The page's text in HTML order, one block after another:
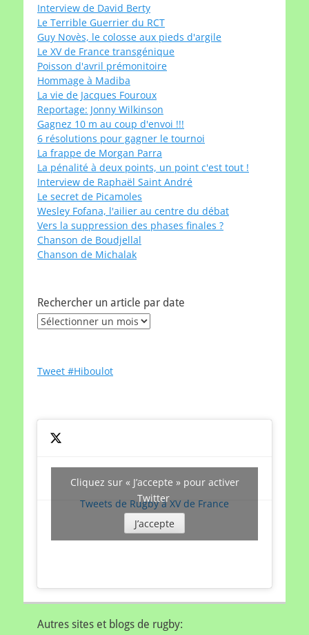
Interview de David Berty
Le Terrible Guerrier du RCT
Guy Novès, le colosse aux pieds d'argile
Le XV de France transgénique
Poisson d'avril prémonitoire
Hommage à Madiba
La vie de Jacques Fouroux
Reportage: Jonny Wilkinson
Gagnez 10 m au coup d'envoi !!!
6 résolutions pour gagner le tournoi
La frappe de Morgan Parra
La pénalité à deux points, un point c'est tout !
Interview de Raphaël Saint André
Le secret de Picamoles
Wesley Fofana, l'ailier au centre du débat
Vers la suppression des phases finales ?
Chanson de Boudjellal
Chanson de Michalak
Rechercher un article par date
Rechercher
date
Tweet #Hiboulot
Tweets de Rugby à XV de France
Cliquez sur « J’accepte » pour activer
Twitter
J’accepte
Autres sites et blogs de rugby: